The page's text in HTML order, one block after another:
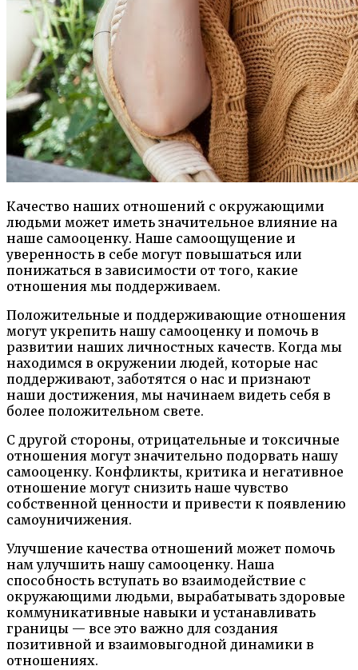
Качество наших отношений с окружающими
людьми может иметь значительное влияние на
наше самооценку. Наше самоощущение и
уверенность в себе могут повышаться или
понижаться в зависимости от того, какие
отношения мы поддерживаем.
Положительные и поддерживающие отношения
могут укрепить нашу самооценку и помочь в
развитии наших личностных качеств. Когда мы
находимся в окружении людей, которые нас
поддерживают, заботятся о нас и признают
наши достижения, мы начинаем видеть себя в
более положительном свете.
С другой стороны, отрицательные и токсичные
отношения могут значительно подорвать нашу
самооценку. Конфликты, критика и негативное
отношение могут снизить наше чувство
собственной ценности и привести к появлению
самоуничижения.
Улучшение качества отношений может помочь
нам улучшить нашу самооценку. Наша
способность вступать во взаимодействие с
окружающими людьми, вырабатывать здоровые
коммуникативные навыки и устанавливать
границы — все это важно для создания
позитивной и взаимовыгодной динамики в
отношениях.